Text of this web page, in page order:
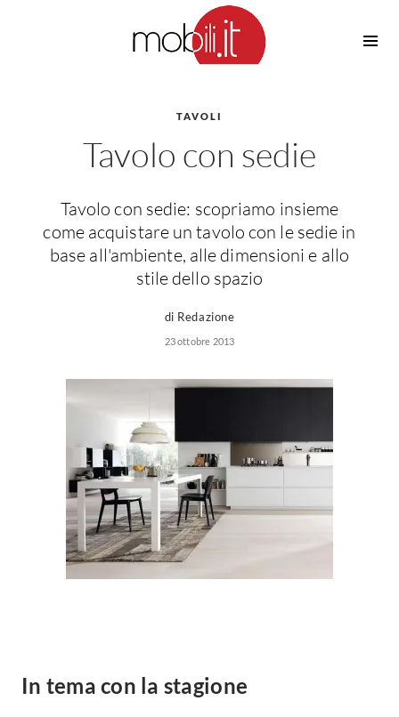
Cucine Moderne
Cucine Country
Cucine Monoblocco
Consigli Cucine
Attrezzature Interne
Piani cottura
Lavastoviglie
Lavatrici
Asciugatrici
Piccoli
Elettrodomestici
Irrigazione
Casette in Legno
Ombrelloni
Pergole
Giardinaggio
Applique
Plafoniere
Riscaldamento
TAVOLI
Tavolo con sedie
Tavolo con sedie: scopriamo insieme
come acquistare un tavolo con le sedie in
base all'ambiente, alle dimensioni e allo
stile dello spazio
di Redazione
23 ottobre 2013
In tema con la stagione